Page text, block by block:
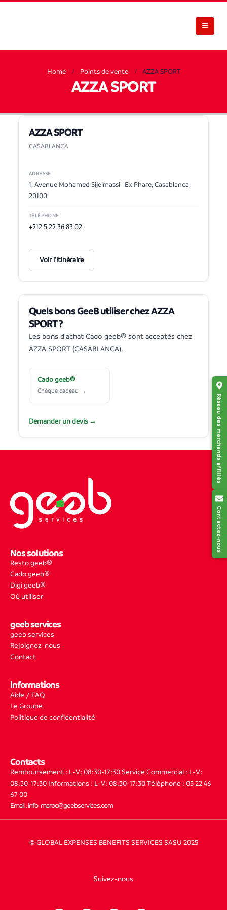
Réseau des marchands affiliés
Contactez-nous
Home Points de vente AZZA SPORT
AZZA SPORT
AZZA SPORT
CASABLANCA
ADRESSE
1, Avenue Mohamed Sijelmassi -Ex Phare, Casablanca,
20100
TÉLÉPHONE
+212 5 22 36 83 02
Voir l'itinéraire
Quels bons GeeB utiliser chez AZZA
SPORT ?
Les bons d'achat Cado geeb® sont acceptés chez
AZZA SPORT (CASABLANCA).
Cado geeb®
Chèque cadeau →
Demander un devis →
Nos solutions
Resto geeb®
Cado geeb®
Digi geeb®
Où utiliser
geeb services
geeb services
Rejoignez-nous
Contact
Informations
Aide / FAQ
Le Groupe
Politique de confidentialité
Contacts
Remboursement : L-V: 08:30-17:30 Service Commercial : L-V:
08:30-17:30 Informations : L-V: 08:30-17:30 Téléphone : 05 22 46
67 00
Email : info-maroc@geebservices.com
© GLOBAL EXPENSES BENEFITS SERVICES SASU 2025
Suivez-nous